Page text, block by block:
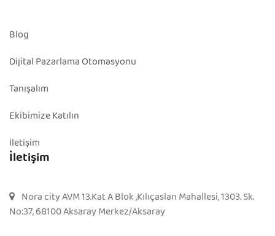
Blog
Dijital Pazarlama Otomasyonu
Tanışalım
Ekibimize Katılın
İletişim
İletişim
Nora city AVM 13.Kat A Blok ,Kılıçaslan Mahallesi, 1303. Sk.
No:37, 68100 Aksaray Merkez/Aksaray